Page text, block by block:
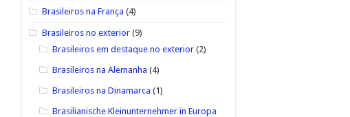
Brasileiros na França (4)
Brasileiros no exterior(9)
Brasileiros em destaque no exterior(2)
Brasileiros na Alemanha (4)
Brasileiros na Dinamarca (1)
Brasilianische Kleinunternehmer in Europa